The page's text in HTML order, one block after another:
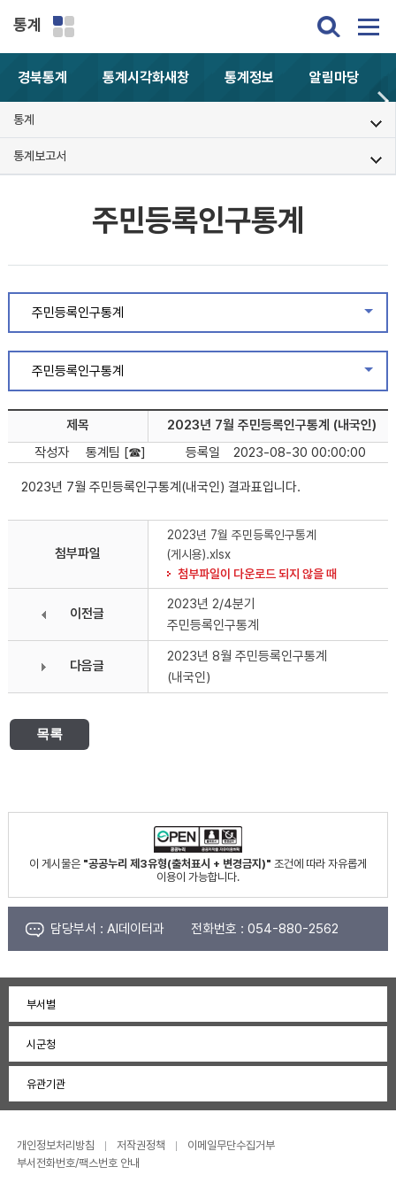
통계
경북통계 통계시각화새창 통계정보 알림마당
통계
통계보고서
주민등록인구통계
주민등록인구통계
주민등록인구통계
제목
2023년 7월 주민등록인구통계 (내국인)
등록일
2023-08-30 00:00:00
작성자 통계팀 [☎]
2023년 7월 주민등록인구통계(내국인) 결과표입니다.
첨부파일
2023년 7월 주민등록인구통계
(게시용).xlsx
첨부파일이 다운로드 되지 않을 때
이전글
2023년 2/4분기
주민등록인구통계
다음글
2023년 8월 주민등록인구통계
(내국인)
목록
이 게시물은 "공공누리 제3유형(출처표시 + 변경금지)" 조건에 따라 자유롭게
이용이 가능합니다.
담당부서 : AI데이터과 전화번호 : 054-880-2562
부서별
시군청
유관기관
개인정보처리방침 저작권정책
이메일무단수집거부
부서전화번호/팩스번호 안내